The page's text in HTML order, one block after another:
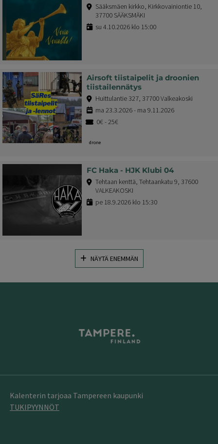
Sääksmäen kirkko, Kirkkovainiontie 10,
37700 SÄÄKSMÄKI
su 4.10.2026 klo 15:00
Airsoft tiistaipelit ja droonien
tiistailennätys
Huittulantie 327, 37700 Valkeakoski
ma 23.3.2026 - ma 9.11.2026
0€ - 25€
drone
FC Haka - HJK Klubi 04
Tehtaan kenttä, Tehtaankatu 9, 37600
VALKEAKOSKI
pe 18.9.2026 klo 15:30
NÄYTÄ ENEMMÄN
Kalenterin tarjoaa Tampereen kaupunki
TUKIPYYNNÖT